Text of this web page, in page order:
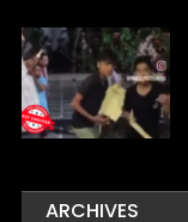
ARCHIVES